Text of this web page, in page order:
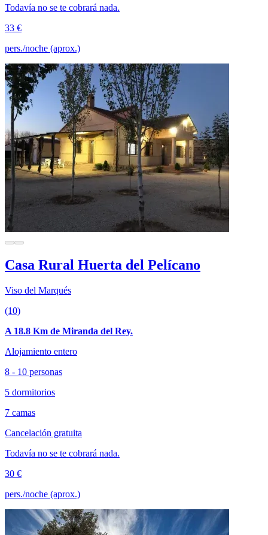
Todavía no se te cobrará nada.
33 €
pers./noche (aprox.)
Casa Rural Huerta del Pelícano
Viso del Marqués
(10)
A 18.8 Km de Miranda del Rey.
Alojamiento entero
8 - 10 personas
5 dormitorios
7 camas
Cancelación gratuita
Todavía no se te cobrará nada.
30 €
pers./noche (aprox.)